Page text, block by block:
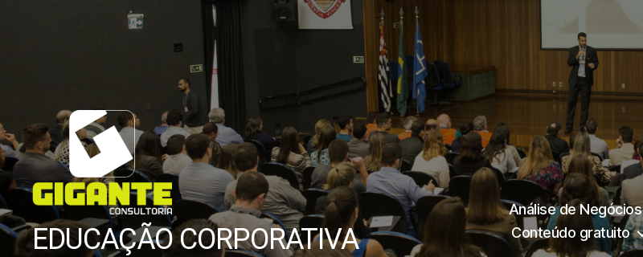
Gigante
Consultoria
EDUCAÇÃO CORPORATIVA
Análise de Negócios
Conteúdo gratuito